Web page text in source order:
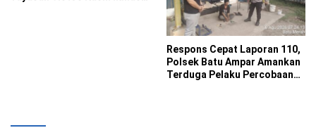
Respons Cepat Laporan 110,
Polsek Batu Ampar Amankan
Terduga Pelaku Percobaan